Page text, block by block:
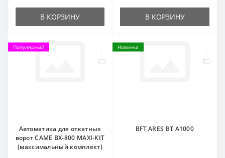
В КОРЗИНУ В КОРЗИНУ
Популярный
Автоматика для откатных
ворот CAME BX-800 MAXI-KIT
(максимальный комплект)
Новинка
BFT ARES BT A1000